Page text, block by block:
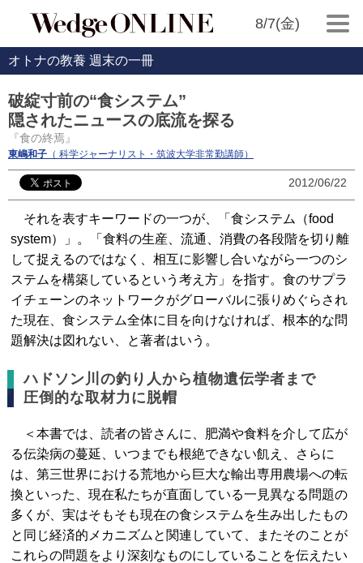
8/7(金)
オトナの教養 週末の一冊
破綻寸前の“食システム”
隠されたニュースの底流を探る
『食の終焉』
東嶋和子 （ 科学ジャーナリスト・筑波大学非常勤講師）
2012/06/22
それを表すキーワードの一つが、「食システム（food
system）」。「食料の生産、流通、消費の各段階を切り離
して捉えるのではなく、相互に影響し合いながら一つのシ
ステムを構築しているという考え方」を指す。食のサプラ
イチェーンのネットワークがグローバルに張りめぐらされ
た現在、食システム全体に目を向けなければ、根本的な問
題解決は図れない、と著者はいう。
ハドソン川の釣り人から植物遺伝学者まで
圧倒的な取材力に脱帽
＜本書では、読者の皆さんに、肥満や食料を介して広が
る伝染病の蔓延、いつまでも根絶できない飢え、さらに
は、第三世界における荒地から巨大な輸出専用農場への転
換といった、現在私たちが直面している一見異なる問題の
多くが、実はそもそも現在の食システムを生み出したもの
と同じ経済的メカニズムと関連していて、またそのことが
これらの問題をより深刻なものにしていることを伝えたい